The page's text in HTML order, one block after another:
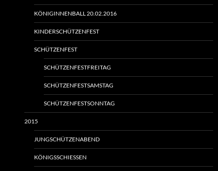
KÖNIGINNENBALL 20.02.2016
KINDERSCHÜTZENFEST
SCHÜTZENFEST
SCHÜTZENFESTFREITAG
SCHÜTZENFESTSAMSTAG
SCHÜTZENFESTSONNTAG
2015
JUNGSCHÜTZENABEND
KÖNIGSSCHIESSEN